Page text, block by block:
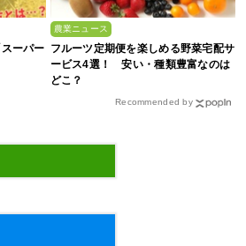
ーパー
農業ニュース
フルーツ定期便を楽しめる野菜宅配サ
ービス4選！ 安い・種類豊富なのは
どこ？
Recommended by